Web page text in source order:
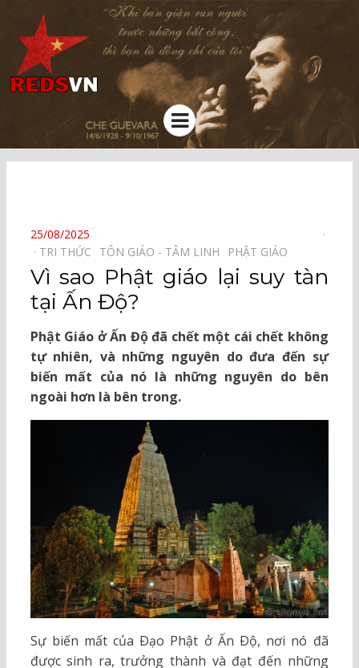
Kênh chia sẻ tri thức cộng đồng
Menu
POSTED
ON
25/08/2025
TRI THỨC⠀ TÔN GIÁO - TÂM LINH⠀ PHẬT GIÁO⠀
Vì sao Phật giáo lại suy tàn
tại Ấn Độ?
Phật Giáo ở Ấn Độ đã chết một cái chết không
tự nhiên, và những nguyên do đưa đến sự
biến mất của nó là những nguyên do bên
ngoài hơn là bên trong.
Sự biến mất của Ðạo Phật ở Ấn Ðộ, nơi nó đã
được sinh ra, trưởng thành và đạt đến những